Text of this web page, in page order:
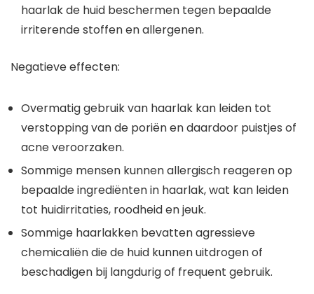
haarlak de huid beschermen tegen bepaalde
irriterende stoffen en allergenen.
Negatieve effecten:
Overmatig gebruik van haarlak kan leiden tot
verstopping van de poriën en daardoor puistjes of
acne veroorzaken.
Sommige mensen kunnen allergisch reageren op
bepaalde ingrediënten in haarlak, wat kan leiden
tot huidirritaties, roodheid en jeuk.
Sommige haarlakken bevatten agressieve
chemicaliën die de huid kunnen uitdrogen of
beschadigen bij langdurig of frequent gebruik.